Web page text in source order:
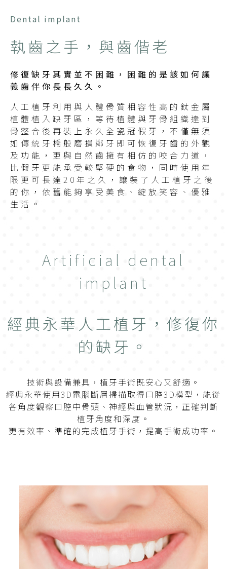
Dental implant
執齒之手，與齒偕老
修復缺牙其實並不困難，困難的是該如何讓
義齒伴你長長久久。
人工植牙利用與人體骨質相容性高的鈦金屬
植體植入缺牙區，等待植體與牙骨組織達到
骨整合後再裝上永久全瓷冠假牙，不僅無須
如傳統牙橋般磨損鄰牙即可恢復牙齒的外觀
及功能，更與自然齒擁有相仿的咬合力道，
比假牙更能承受較堅硬的食物，同時使用年
限更可長達20年之久，讓裝了人工植牙之後
的你，依舊能夠享受美食、綻放笑容、優雅
生活。
Artificial dental
implant
經典永華人工植牙，修復你
的缺牙。
技術與設備兼具，植牙手術既安心又舒適。
經典永華使用3D電腦斷層掃描取得口腔3D模型，能從
各角度觀察口腔中骨頭、神經與血管狀況，正確判斷
植牙角度和深度。
更有效率、準確的完成植牙手術，提高手術成功率。